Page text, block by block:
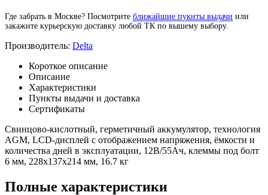
Где забрать в Москве? Посмотрите ближайшие пукнты выдачи или
закажите курьерскую доставку любой ТК по вышему выбору.
Производитель: Delta
Короткое описание
Описание
Характеристики
Пункты выдачи и доставка
Сертификаты
Свинцово-кислотный, герметичный аккумулятор, технология
AGM, LCD-дисплей с отображением напряжения, ёмкости и
количества дней в эксплуатации, 12В/55Ач, клеммы под болт
6 мм, 228х137х214 мм, 16.7 кг
Полные характеристики